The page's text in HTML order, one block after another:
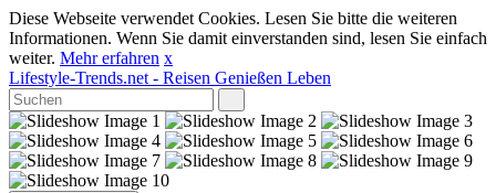
Diese Webseite verwendet Cookies. Lesen Sie bitte die weiteren
Informationen. Wenn Sie damit einverstanden sind, lesen Sie einfach
weiter. Mehr erfahren x
Lifestyle-Trends.net - Reisen Genießen Leben